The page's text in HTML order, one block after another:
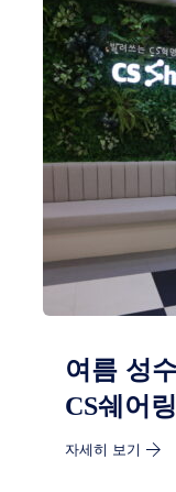
여름 성
CS쉐어
자세히 보기